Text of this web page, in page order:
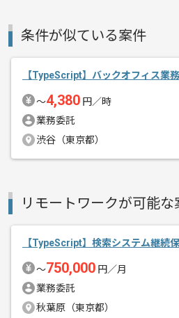
エージェントからのコ
メント
条件が似ている案件
【TypeScript】バックオフィス業
〜4,380 円／時
業務委託
渋谷（東京都）
リモートワークが可能な
【TypeScript】検索システム継続
〜750,000 円／月
業務委託
秋葉原（東京都）